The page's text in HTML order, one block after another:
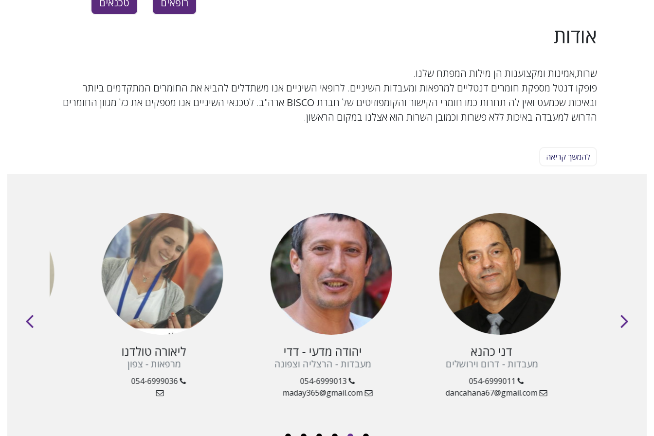
אודות
שרות,אמינות ומקצוענות הן מילות המפתח שלנו.
פופקו דנטל מספקת חומרים דנטליים למרפאות ומעבדות השיניים. לרופאי השיניים אנו משתדלים להביא את החומרים המתקדמים ביותר
ובאיכות שכמעט ואין לה תחרות כמו חומרי הקישור והקומפוזיטים של חברת BISCO ארה"ב. לטכנאי השיניים אנו מספקים את כל מגוון החומרים
הדרוש למעבדה באיכות ללא פשרות וכמובן השרות הוא אצלנו במקום הראשון.
להמשך קריאה
click to see previous slide
דני כהנא
מעבדות - דרום וירושלים
054-6999011
dancahana67@gmail.com
יהודה מדעי - דדי
מעבדות - הרצליה וצפונה
054-6999013
maday365@gmail.com
ליאורה טולדנו
מרפאות - צפון
054-6999036